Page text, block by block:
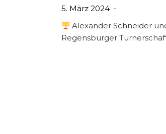
5. März 2024
Alexander Schneider
Regensburger